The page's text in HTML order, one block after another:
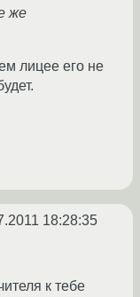
же
лицее его не
18:28:35
к тебе